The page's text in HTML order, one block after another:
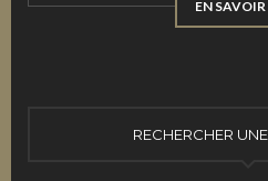
EN SAVOIR
RECHERCHER